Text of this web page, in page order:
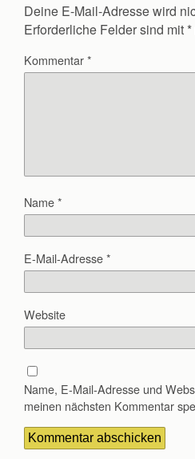
Deine E-Mail-Adresse wird
Erforderliche Felder sind mit *
Kommentar*
Name*
E-Mail-Adresse*
Website
Name, E-Mail-Adresse und
meinen nächsten Kommentar